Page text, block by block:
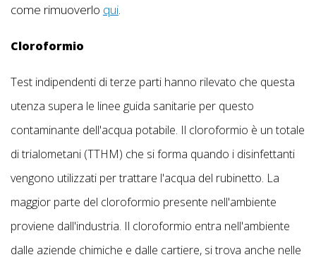
come rimuoverlo qui.
Cloroformio
Test indipendenti di terze parti hanno rilevato che questa
utenza supera le linee guida sanitarie per questo
contaminante dell'acqua potabile. Il cloroformio è un totale
di trialometani (TTHM) che si forma quando i disinfettanti
vengono utilizzati per trattare l'acqua del rubinetto. La
maggior parte del cloroformio presente nell'ambiente
proviene dall'industria. Il cloroformio entra nell'ambiente
dalle aziende chimiche e dalle cartiere, si trova anche nelle